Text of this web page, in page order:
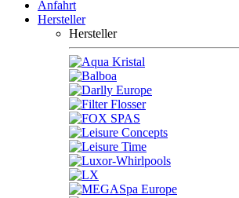
Anfahrt
Hersteller
Hersteller